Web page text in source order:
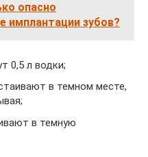
опасно
имплантации зубов?
0,5 л водки;
в темном месте,
в темную